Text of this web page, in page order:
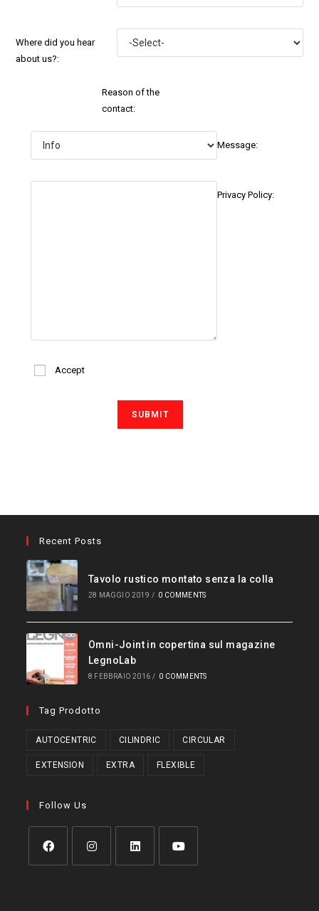
Where did you hear
about us?:
Reason of the
contact:
Message:
Privacy Policy:
Accept
Recent Posts
Tavolo rustico montato senza la colla
28 MAGGIO 2019 / 0 COMMENTS
Omni-Joint in copertina sul magazine
LegnoLab
8 FEBBRAIO 2016 / 0 COMMENTS
Tag Prodotto
AUTOCENTRIC CILINDRIC CIRCULAR
EXTENSION EXTRA FLEXIBLE
Follow Us